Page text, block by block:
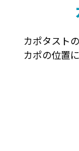
カポタスト
カポの位置